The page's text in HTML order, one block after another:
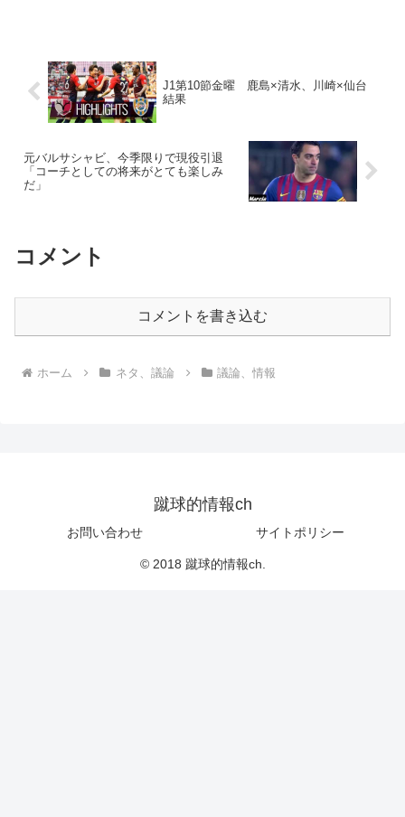
J1第10節金曜 鹿島×清水、川崎×仙台
結果
元バルサシャビ、今季限りで現役引退
「コーチとしての将来がとても楽しみ
だ」
コメント
コメントを書き込む
ホーム ネタ、議論 議論、情報
蹴球的情報ch
お問い合わせ サイトポリシー
© 2018 蹴球的情報ch.